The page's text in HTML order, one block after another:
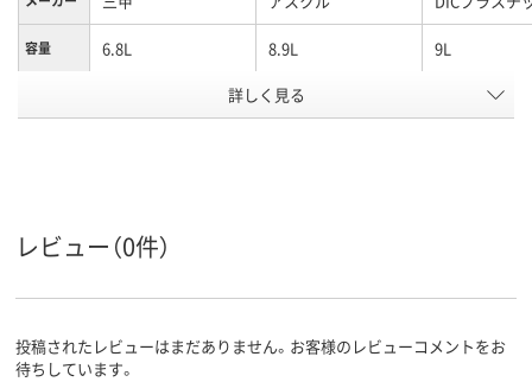
容量 6.8L 8.9L 9L
ポリプロピレン
スコア
詳しく見る
レビュー（0件）
投稿されたレビューはまだありません。お客様のレビューコメントをお
待ちしています。